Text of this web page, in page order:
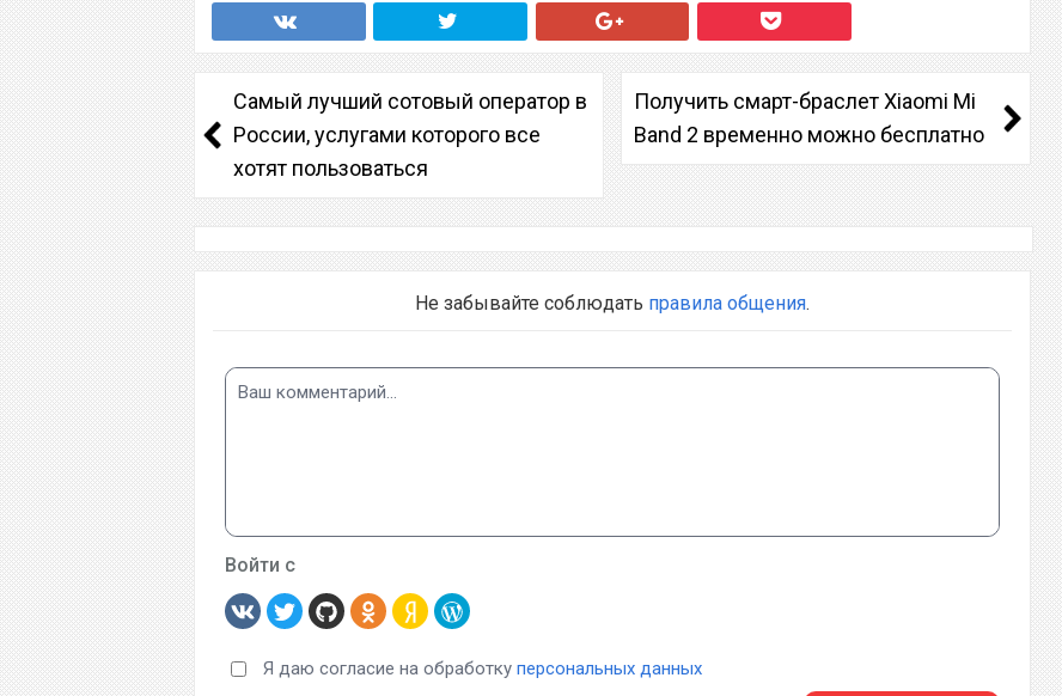
Самый лучший сотовый оператор в
России, услугами которого все
хотят пользоваться
Получить смарт-браслет Xiaomi Mi
Band 2 временно можно бесплатно
Не забывайте соблюдать правила общения.
Войти с
Я даю согласие на обработку персональных данных